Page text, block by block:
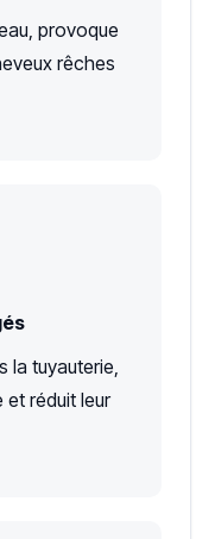
provoque
rêches
la tuyauterie,
réduit leur